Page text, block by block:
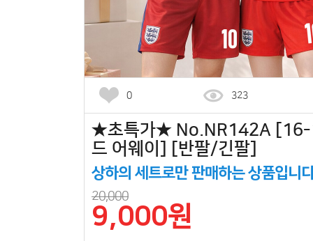
0 323
★초특가★ No.NR142A [16-
드 어웨이] [반팔/긴팔]
상하의 세트로만 판매하는 상품입니
20,000
9,000원